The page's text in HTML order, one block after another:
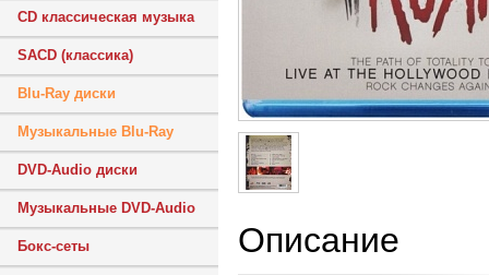
CD классическая музыка
SACD (классика)
Blu-Ray диски
Музыкальные Blu-Ray
DVD-Audio диски
Музыкальные DVD-Audio
Бокс-сеты Описание